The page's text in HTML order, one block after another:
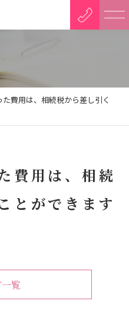
費用は、相続税から差し引く
費用は、相続
とができます
覧